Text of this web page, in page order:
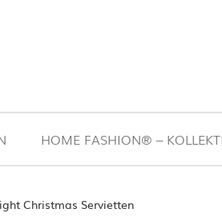
HOME FASHION® –
Christmas Servietten